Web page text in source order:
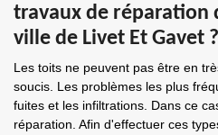
travaux de réparation
ville de Livet Et Gavet ?
Les toits ne peuvent pas être en
soucis. Les problèmes les plus
fuites et les infiltrations. Dans ce
réparation. Afin d'effectuer ces